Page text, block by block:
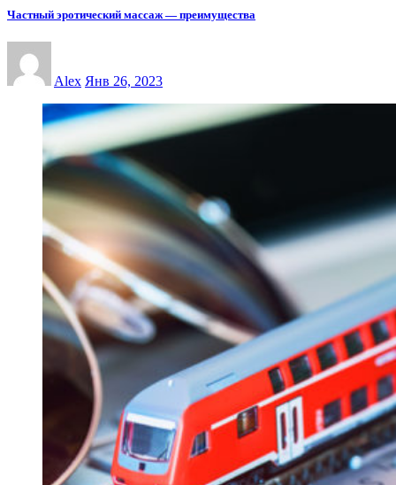
Частный эротический массаж — преимущества
Alex Янв 26, 2023